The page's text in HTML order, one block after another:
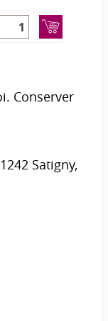
Conserver
Satigny,